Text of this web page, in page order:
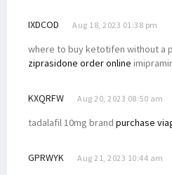
IXDCOD Aug 18, 2023 01:38 pm
where to buy ketotifen without a
ziprasidone order online
KXQRFW Aug 20, 2023 08:50 am
tadalafil 10mg brand purchase
GPRWYK Aug 21, 2023 10:44 am